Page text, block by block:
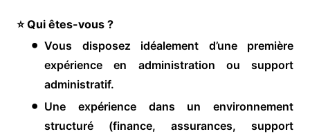
⭐ Qui êtes-vous ?
Vous disposez idéalement d’une première
expérience en administration ou support
administratif.
Une expérience dans un environnement
structuré (finance, assurances, support